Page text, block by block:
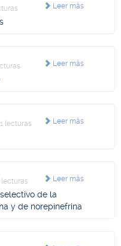
Leer más
Leer más
Leer más
lecturas
Leer más
lecturas
de la
y de norepinefrina